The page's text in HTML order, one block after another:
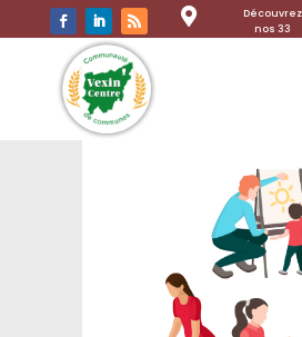

Découvrez
nos 33